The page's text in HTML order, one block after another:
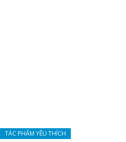
TÁC PHẨM YÊU THÍCH